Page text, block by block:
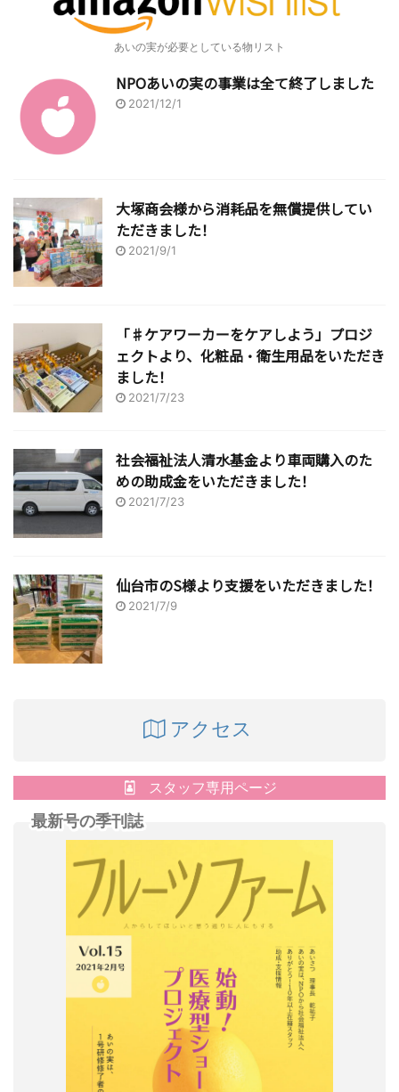
あいの実が必要としている物リスト
NPOあいの実の事業は全て終了しました
2021/12/1
大塚商会様から消耗品を無償提供してい
ただきました！
2021/9/1
「♯ケアワーカーをケアしよう」プロジ
ェクトより、化粧品・衛生用品をいただき
ました！
2021/7/23
社会福祉法人清水基金より車両購入のた
めの助成金をいただきました！
2021/7/23
仙台市のS様より支援をいただきました！
2021/7/9
アクセス
スタッフ専用ページ
最新号の季刊誌